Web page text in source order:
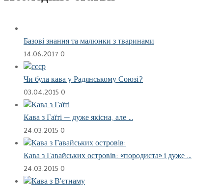
Базові знання та малюнки з тваринами
14.06.20170
Чи була кава у Радянському Союзі?
03.04.20150
Кава з Гаїті — дуже якісна, але …
24.03.20150
Кава з Гавайських островів: «породиста» і дуже …
24.03.20150